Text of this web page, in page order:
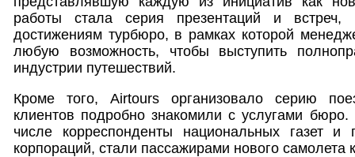
работы стала серия презентаций и встреч,
достижениям турбюро, в рамках которой
любую возможность, чтобы выступить
индустрии путешествий.
Кроме того, Airtours организовало серию
клиентов подробно знакомили с услугами
числе корреспонденты национальных газет и
корпораций, стали пассажирами нового самолета